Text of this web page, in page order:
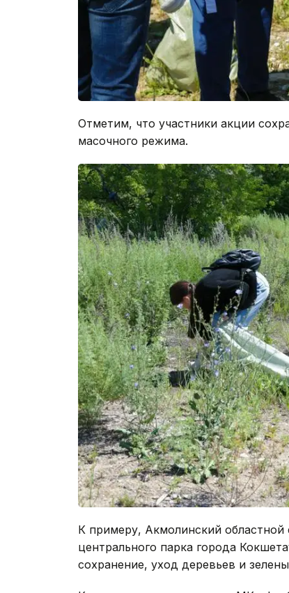
Отметим, что участники акции
масочного режима.
К примеру, Акмолинский областной
центрального парка города
сохранение, уход деревьев и